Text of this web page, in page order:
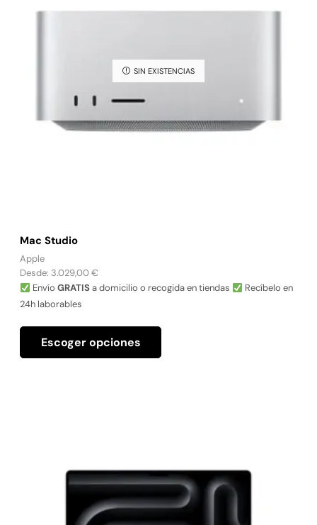
SIN EXISTENCIAS
Mac Studio
Apple
Desde: 3.029,00€
Envío GRATISa domicilio o recogida en tiendas
Recíbelo en
24h laborables
Escoger opciones